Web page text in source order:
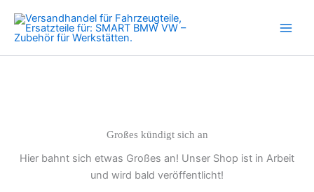
Inhalt
springen
Großes kündigt sich an
Hier bahnt sich etwas Großes an! Unser Shop ist in Arbeit
und wird bald veröffentlicht!
452
Benziner
599
698ccm